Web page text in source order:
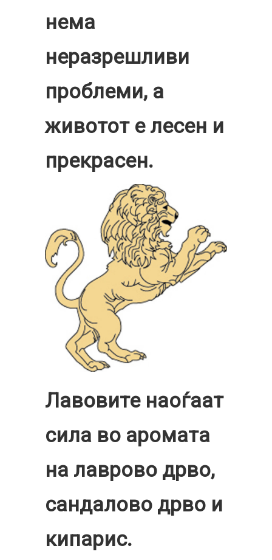
нема
неразрешливи
проблеми, а
животот е лесен и
прекрасен.
Лавовите наоѓаат
сила во аромата
на лаврово дрво,
сандалово дрво и
кипарис.